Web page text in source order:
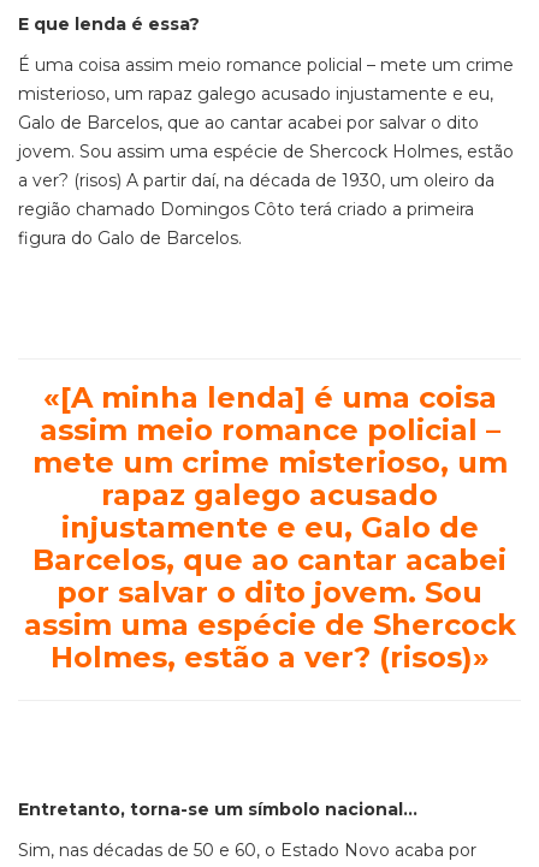
E que lenda é essa?
É uma coisa assim meio romance policial – mete um crime
misterioso, um rapaz galego acusado injustamente e eu,
Galo de Barcelos, que ao cantar acabei por salvar o dito
jovem. Sou assim uma espécie de Shercock Holmes, estão
a ver? (risos) A partir daí, na década de 1930, um oleiro da
região chamado Domingos Côto terá criado a primeira
figura do Galo de Barcelos.
«[A minha lenda] é uma coisa
assim meio romance policial –
mete um crime misterioso, um
rapaz galego acusado
injustamente e eu, Galo de
Barcelos, que ao cantar acabei
por salvar o dito jovem. Sou
assim uma espécie de Shercock
Holmes, estão a ver? (risos)»
Entretanto, torna-se um símbolo nacional…
Sim, nas décadas de 50 e 60, o Estado Novo acaba por